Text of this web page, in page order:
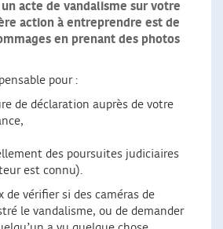
acte de vandalisme sur votre
action à entreprendre est de
en prenant des photos
pour :
de déclaration auprès de votre
des poursuites judiciaires
est connu).
de vérifier si des caméras de
le vandalisme, ou de demander